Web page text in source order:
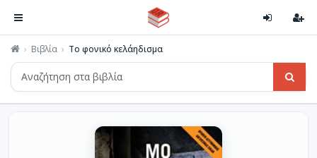
Βιβλία Το φονικό κελάηδισμα